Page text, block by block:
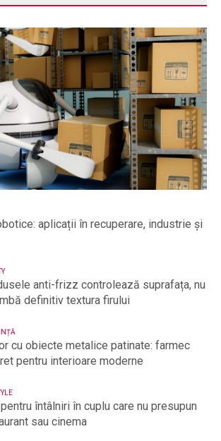
aplicații în recuperare, industrie și
anti-frizz controlează suprafața, nu
definitiv textura firului
cu obiecte metalice patinate: farmec
pentru interioare moderne
pentru întâlniri în cuplu care nu presupun
sau cinema